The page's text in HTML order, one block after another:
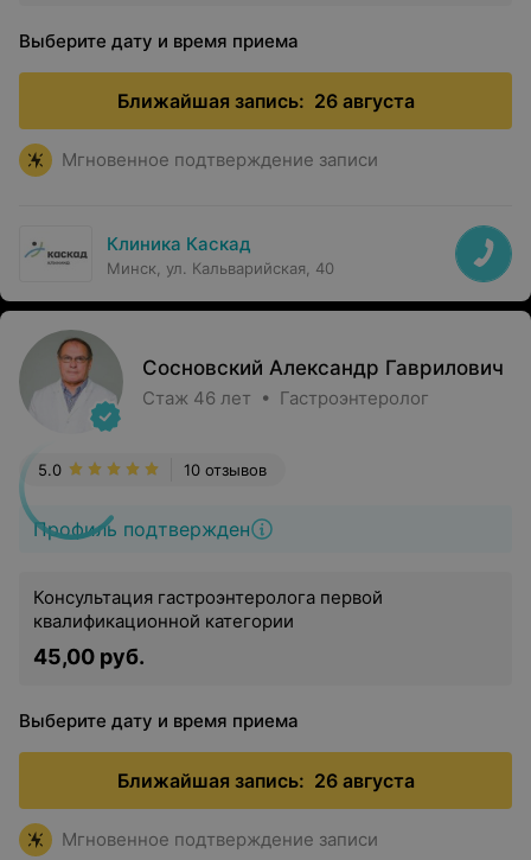
Выберите дату и время приема
Ближайшая запись: 26 августа
Мгновенное подтверждение записи
Клиника Каскад
Минск, ул. Кальварийская, 40
Сосновский Александр Гаврилович
Стаж 46 лет • Гастроэнтеролог
Профиль подтвержден
10 отзывов
5.0
Консультация гастроэнтеролога первой
квалификационной категории
45,00 руб.
Выберите дату и время приема
Ближайшая запись: 26 августа
Мгновенное подтверждение записи